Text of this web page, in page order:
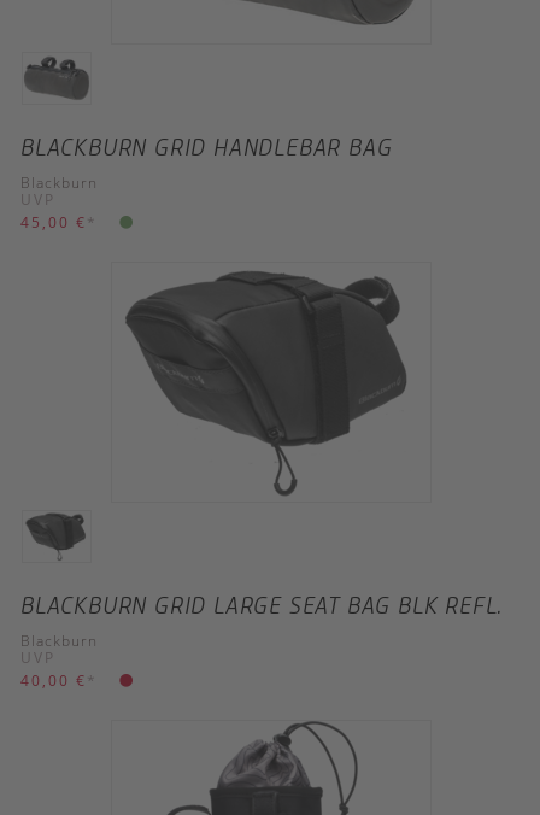
BLACKBURN GRID HANDLEBAR BAG
Blackburn
UVP
45,00 € *
BLACKBURN GRID LARGE SEAT BAG BLK REFL.
Blackburn
UVP
40,00 € *